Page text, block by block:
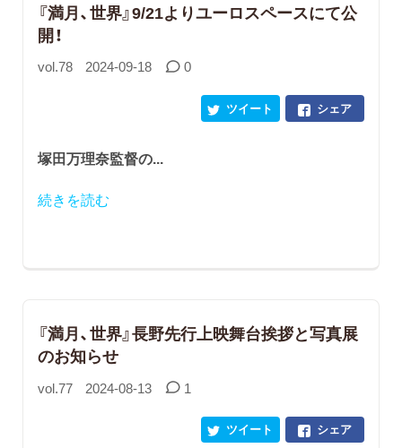
『満月、世界』9/21よりユーロスペースにて公
開！
vol.78 2024-09-18 0
シェア
ツイート
塚田万理奈監督の...
続きを読む
『満月、世界』長野先行上映舞台挨拶と写真展
のお知らせ
vol.77 2024-08-13 1
シェア
ツイート